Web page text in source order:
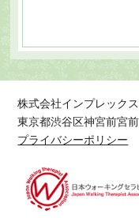
株式会社インプレックス
東京都渋谷区神宮前宮
プライバシーポリシー